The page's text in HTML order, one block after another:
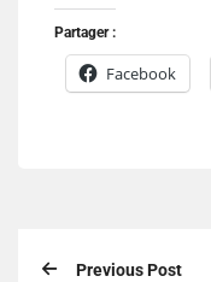
Partager :
Facebook
Previous Post